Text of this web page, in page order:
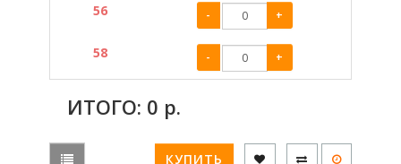
56 - +
58 - +
ИТОГО: 0 р.
КУПИТЬ